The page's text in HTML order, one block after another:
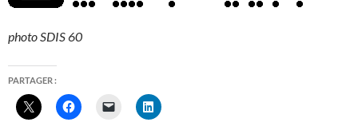
photo SDIS 60
PARTAGER :